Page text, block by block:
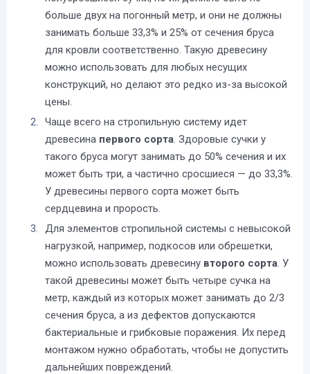
больше двух на погонный метр, и они не должны
занимать больше 33,3% и 25% от сечения бруса
для кровли соответственно. Такую древесину
можно использовать для любых несущих
конструкций, но делают это редко из-за высокой
цены.
Чаще всего на стропильную систему идет
древесина первого сорта. Здоровые сучки у
такого бруса могут занимать до 50% сечения и их
может быть три, а частично сросшиеся — до 33,3%.
У древесины первого сорта может быть
сердцевина и прорость.
Для элементов стропильной системы с невысокой
нагрузкой, например, подкосов или обрешетки,
можно использовать древесину второго сорта. У
такой древесины может быть четыре сучка на
метр, каждый из которых может занимать до 2/3
сечения бруса, а из дефектов допускаются
бактериальные и грибковые поражения. Их перед
монтажом нужно обработать, чтобы не допустить
дальнейших повреждений.